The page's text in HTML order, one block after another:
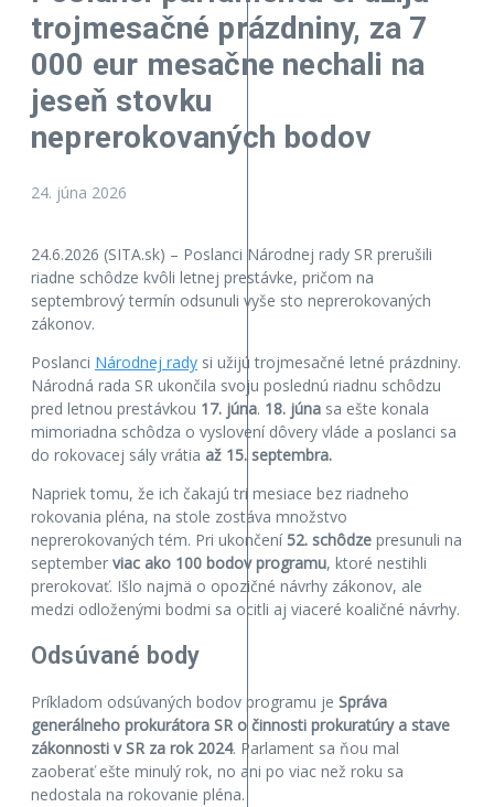
trojmesačné prázdniny, za 7
000 eur mesačne nechali na
jeseň stovku
neprerokovaných bodov
24. júna 2026
24.6.2026 (SITA.sk) – Poslanci Národnej rady SR prerušili
riadne schôdze kvôli letnej prestávke, pričom na
septembrový termín odsunuli vyše sto neprerokovaných
zákonov.
Poslanci Národnej rady si užijú trojmesačné letné prázdniny.
Národná rada SR ukončila svoju poslednú riadnu schôdzu
pred letnou prestávkou 17. júna. 18. júna sa ešte konala
mimoriadna schôdza o vyslovení dôvery vláde a poslanci sa
do rokovacej sály vrátia až 15. septembra.
Napriek tomu, že ich čakajú tri mesiace bez riadneho
rokovania pléna, na stole zostáva množstvo
neprerokovaných tém. Pri ukončení52. schôdze presunuli na
september viac ako 100 bodov programu, ktoré nestihli
prerokovať. Išlo najmä o opozičné návrhy zákonov, ale
medzi odloženými bodmi sa ocitli aj viaceré koaličné návrhy.
Odsúvané body
Príkladom odsúvaných bodov programu je Správa
generálneho prokurátora SR o činnosti prokuratúry a stave
zákonnosti v SR za rok 2024. Parlament sa ňou mal
zaoberať ešte minulý rok, no ani po viac než roku sa
nedostala na rokovanie pléna.